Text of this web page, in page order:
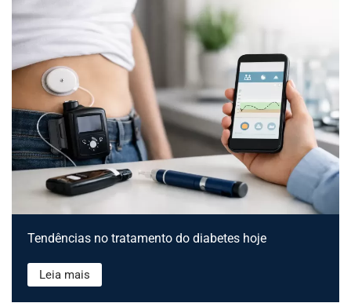
Tendências no tratamento do diabetes hoje
Leia mais